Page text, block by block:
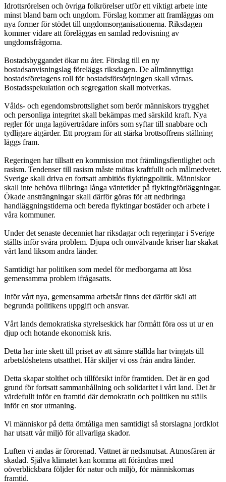
Idrottsrörelsen och övriga folkrörelser utför ett viktigt arbete inte
minst bland barn och ungdom. Förslag kommer att framläggas om
nya former för stödet till ungdomsorganisationerna. Riksdagen
kommer vidare att föreläggas en samlad redovisning av
ungdomsfrågorna.
Bostadsbyggandet ökar nu åter. Förslag till en ny
bostadsanvisningslag föreläggs riksdagen. De allmännyttiga
bostadsföretagens roll för bostadsförsörjningen skall värnas.
Bostadsspekulation och segregation skall motverkas.
Vålds- och egendomsbrottslighet som berör människors trygghet
och personliga integritet skall bekämpas med särskild kraft. Nya
regler för unga lagöverträdare införs som syftar till snabbare och
tydligare åtgärder. Ett program för att stärka brottsoffrens ställning
läggs fram.
Regeringen har tillsatt en kommission mot främlingsfientlighet och
rasism. Tendenser till rasism måste mötas kraftfullt och målmedvetet.
Sverige skall driva en fortsatt ambitiös flyktingpolitik. Människor
skall inte behöva tillbringa långa väntetider på flyktingförläggningar.
Ökade ansträngningar skall därför göras för att nedbringa
handläggningstiderna och bereda flyktingar bostäder och arbete i
våra kommuner.
Under det senaste decenniet har riksdagar och regeringar i Sverige
ställts inför svåra problem. Djupa och omvälvande kriser har skakat
vårt land liksom andra länder.
Samtidigt har politiken som medel för medborgarna att lösa
gemensamma problem ifrågasatts.
Inför vårt nya, gemensamma arbetsår finns det därför skäl att
begrunda politikens uppgift och ansvar.
Vårt lands demokratiska styrelseskick har förmått föra oss ut ur en
djup och hotande ekonomisk kris.
Detta har inte skett till priset av att sämre ställda har tvingats till
arbetslöshetens utsatthet. Här skiljer vi oss från andra länder.
Detta skapar stolthet och tillförsikt inför framtiden. Det är en god
grund för fortsatt sammanhållning och solidaritet i vårt land. Det är
värdefullt inför en framtid där demokratin och politiken nu ställs
inför en stor utmaning.
Vi människor på detta ömtåliga men samtidigt så storslagna jordklot
har utsatt vår miljö för allvarliga skador.
Luften vi andas är förorenad. Vattnet är nedsmutsat. Atmosfären är
skadad. Själva klimatet kan komma att förändras med
oöverblickbara följder för natur och miljö, för människornas
framtid.